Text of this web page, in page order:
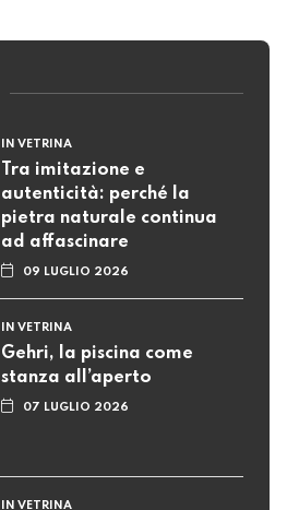
IN VETRINA
Tra imitazione e
autenticità: perché la
pietra naturale continua
ad affascinare
09 LUGLIO 2026
IN VETRINA
Gehri, la piscina come
stanza all’aperto
07 LUGLIO 2026
IN VETRINA